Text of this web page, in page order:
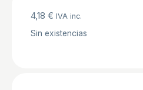
4,18 € IVA inc.
Sin existencias